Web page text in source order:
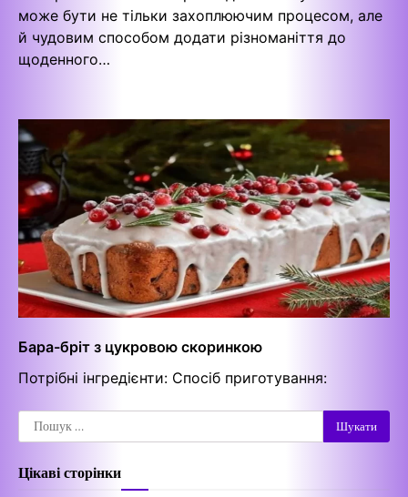
може бути не тільки захоплюючим процесом, але
й чудовим способом додати різноманіття до
щоденного…
Бара-бріт з цукровою скоринкою
Потрібні інгредієнти: Спосіб приготування:
Пошук:
Цікаві сторінки